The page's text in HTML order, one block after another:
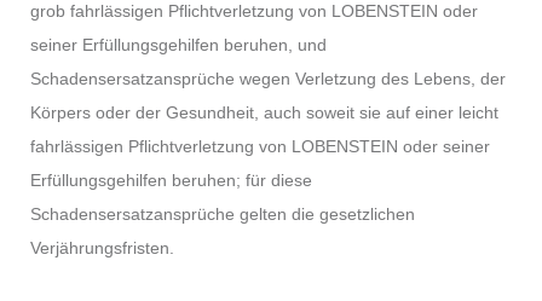
grob fahrlässigen Pflichtverletzung von LOBENSTEIN oder
seiner Erfüllungsgehilfen beruhen, und
Schadensersatzansprüche wegen Verletzung des Lebens, der
Körpers oder der Gesundheit, auch soweit sie auf einer leicht
fahrlässigen Pflichtverletzung von LOBENSTEIN oder seiner
Erfüllungsgehilfen beruhen; für diese
Schadensersatzansprüche gelten die gesetzlichen
Verjährungsfristen.